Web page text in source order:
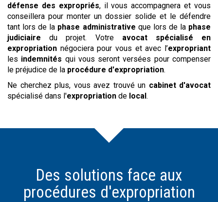
défense des expropriés, il vous accompagnera et vous
conseillera pour monter un dossier solide et le défendre
tant lors de la phase administrative que lors de la phase
judiciaire du projet. Votre avocat spécialisé en
expropriation négociera pour vous et avec l’expropriant
les indemnités qui vous seront versées pour compenser
le préjudice de la procédure d'expropriation.
Ne cherchez plus, vous avez trouvé un cabinet d'avocat
spécialisé dans l'expropriation de local.
Des solutions face aux
procédures d'expropriation